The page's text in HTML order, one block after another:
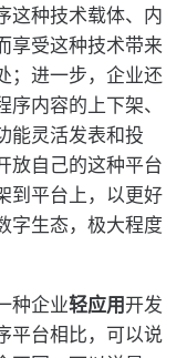
这种技术载体、内
享受这种技术带来
；进一步，企业还
内容的上下架、
能灵活发表和投
放自己的这种平台
到平台上，以更好
字生态，极大程度
种企业轻应用开发
平台相比，可以说